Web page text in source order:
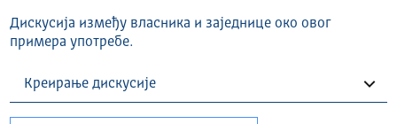
Дискусија између власника и заједнице око овог
примера употребе.